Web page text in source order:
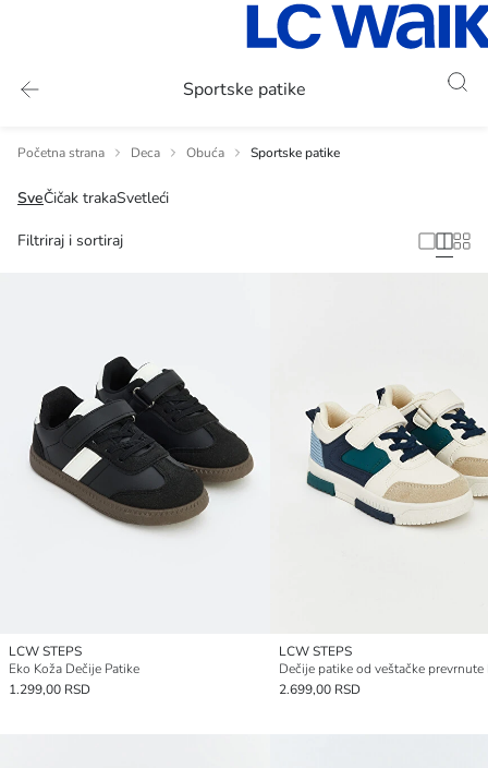
Sportske patike
Početna strana Deca Obuća Sportske patike
SveČičak trakaSvetleći
Filtriraj i sortiraj
LCW STEPS
Eko Koža Dečije Patike
1.299,00 RSD
LCW STEPS
Dečije patike od veštačke prevrnute
2.699,00 RSD